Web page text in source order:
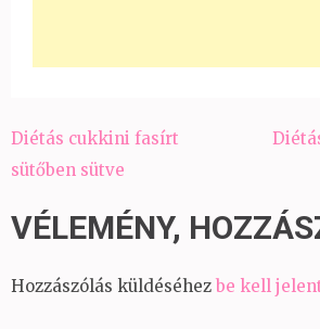
Bejegyzés
navigáció
Diétás cukkini fasírt
sütőben sütve
VÉLEMÉNY,
Hozzászólás küldéséhez be kell